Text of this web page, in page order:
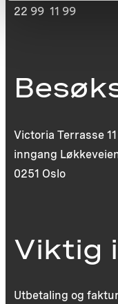
22 99 11 99
Victoria Terrasse 11
inngang
0251 Oslo
Viktig
Utbetaling og